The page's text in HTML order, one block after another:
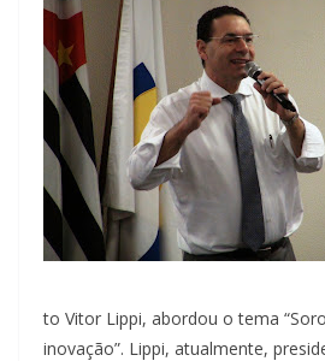
to Vitor Lippi, abordou o tema
inovação”. Lippi, atualmente,